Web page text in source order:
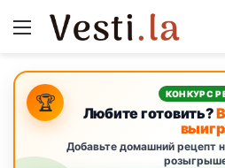
Menu
🏆 КОНКУРС
Любите готовить?
Добавьте домашний рецепт